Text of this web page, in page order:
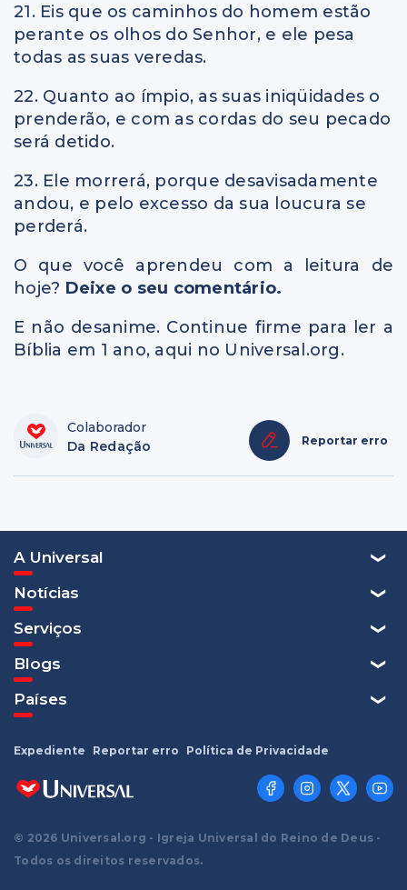
21. Eis que os caminhos do homem estão
perante os olhos do Senhor, e ele pesa
todas as suas veredas.
22. Quanto ao ímpio, as suas iniqüidades o
prenderão, e com as cordas do seu pecado
será detido.
23. Ele morrerá, porque desavisadamente
andou, e pelo excesso da sua loucura se
perderá.
O que você aprendeu com a leitura de
hoje? Deixe o seu comentário.
E não desanime. Continue firme para ler a
Bíblia em 1 ano, aqui no Universal.org.
Colaborador
Da Redação
Reportar erro
A Universal
Notícias
Serviços
Blogs
Países
© 2026 Universal.org - Igreja Universal do Reino de Deus -
Todos os direitos reservados.
Expediente Reportar erro Política de Privacidade